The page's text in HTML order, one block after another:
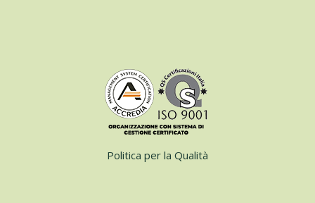
Politica per la Qualità